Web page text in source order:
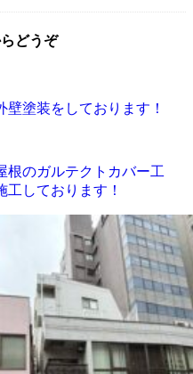
どうぞ
塗装をしております！
根のガルテクトカバー工
しております！